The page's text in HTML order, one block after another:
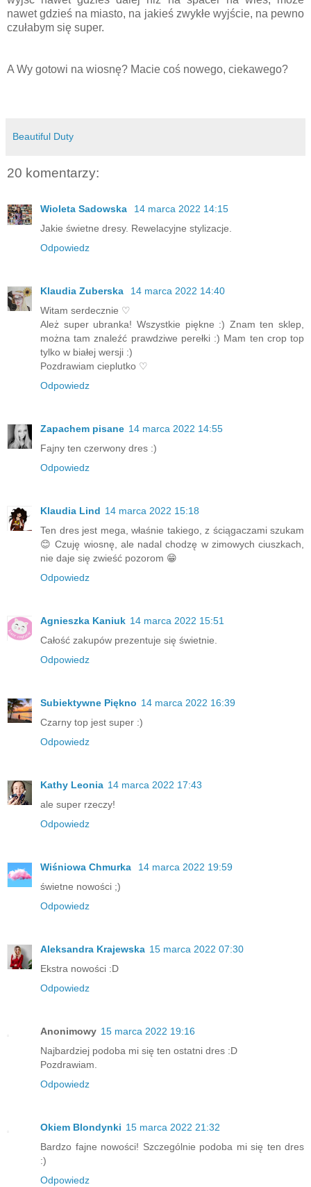
nawet gdzieś na miasto, na jakieś zwykłe wyjście, na pewno
czułabym się super.
A Wy gotowi na wiosnę? Macie coś nowego, ciekawego?
Beautiful Duty
20 komentarzy:
Wioleta Sadowska
14 marca 2022 14:15
Jakie świetne dresy. Rewelacyjne stylizacje.
Odpowiedz
Klaudia Zuberska
14 marca 2022 14:40
Witam serdecznie ♡
Ależ super ubranka! Wszystkie piękne :) Znam ten sklep,
można tam znaleźć prawdziwe perełki :) Mam ten crop top
tylko w białej wersji :)
Pozdrawiam cieplutko ♡
Odpowiedz
Zapachem pisane 14 marca 2022 14:55
Fajny ten czerwony dres :)
Odpowiedz
Klaudia Lind 14 marca 2022 15:18
Ten dres jest mega, właśnie takiego, z ściągaczami szukam
😊 Czuję wiosnę, ale nadal chodzę w zimowych ciuszkach,
nie daje się zwieść pozorom 😁
Odpowiedz
Agnieszka Kaniuk 14 marca 2022 15:51
Całość zakupów prezentuje się świetnie.
Odpowiedz
Subiektywne Piękno 14 marca 2022 16:39
Czarny top jest super :)
Odpowiedz
Kathy Leonia 14 marca 2022 17:43
ale super rzeczy!
Odpowiedz
Wiśniowa Chmurka
14 marca 2022 19:59
świetne nowości ;)
Odpowiedz
Aleksandra Krajewska 15 marca 2022 07:30
Ekstra nowości :D
Odpowiedz
Anonimowy 15 marca 2022 19:16
Najbardziej podoba mi się ten ostatni dres :D
Pozdrawiam.
Odpowiedz
Okiem Blondynki 15 marca 2022 21:32
Bardzo fajne nowości! Szczególnie podoba mi się ten dres
:)
Odpowiedz